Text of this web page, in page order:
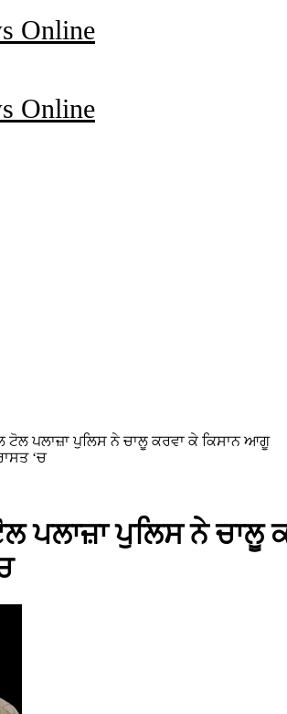
Online
Online
ਟੋਲ ਪਲਾਜ਼ਾ ਪੁਲਿਸ ਨੇ ਚਾਲੂ ਕਰਵਾ ਕੇ ਕਿਸਾਨ ਆਗੂ
‘ਚ
ਪਲਾਜ਼ਾ ਪੁਲਿਸ ਨੇ